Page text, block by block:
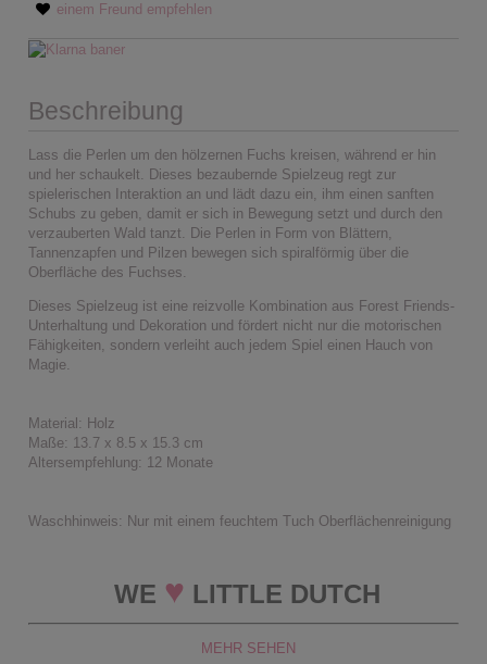
einem Freund empfehlen
Beschreibung
Lass die Perlen um den hölzernen Fuchs kreisen, während er hin
und her schaukelt. Dieses bezaubernde Spielzeug regt zur
spielerischen Interaktion an und lädt dazu ein, ihm einen sanften
Schubs zu geben, damit er sich in Bewegung setzt und durch den
verzauberten Wald tanzt. Die Perlen in Form von Blättern,
Tannenzapfen und Pilzen bewegen sich spiralförmig über die
Oberfläche des Fuchses.
Dieses Spielzeug ist eine reizvolle Kombination aus Forest Friends-
Unterhaltung und Dekoration und fördert nicht nur die motorischen
Fähigkeiten, sondern verleiht auch jedem Spiel einen Hauch von
Magie.
Material: Holz
Maße: 13.7 x 8.5 x 15.3 cm
Altersempfehlung: 12 Monate
Waschhinweis: Nur mit einem feuchtem Tuch Oberflächenreinigung
WE ♥ LITTLE DUTCH
MEHR SEHEN